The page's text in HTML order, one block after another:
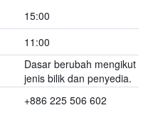
15:00
11:00
Dasar berubah mengikut
jenis bilik dan penyedia.
+886 225 506 602